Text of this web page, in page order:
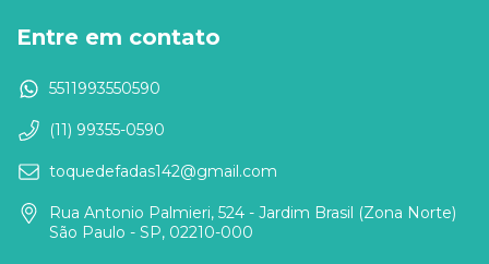
Entre em contato
5511993550590
(11) 99355-0590
toquedefadas142@gmail.com
Rua Antonio Palmieri, 524 - Jardim Brasil (Zona Norte)
São Paulo - SP, 02210-000